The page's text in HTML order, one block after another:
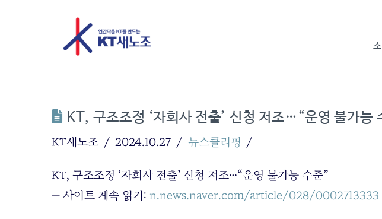
KT, 구조조정 ‘자회사 전출’ 신청 저조…“운영 불가능
KT새노조 2024.10.27 뉴스클리핑
KT, 구조조정 ‘자회사 전출’ 신청 저조…“운영 불가능 수준”
— 사이트 계속 읽기: n.news.naver.com/article/028/0002713333